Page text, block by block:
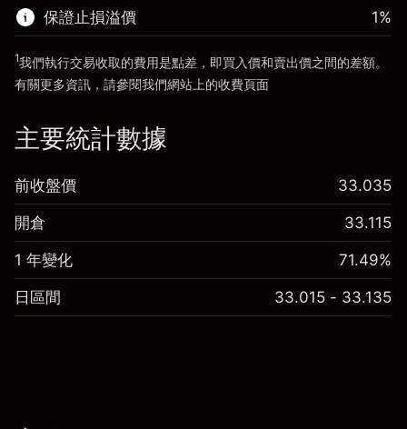
前往平台
來自杠杆的資金 - 美元（大約值）
前往平台
保證止損溢價 1%
1我們執行交易收取的費用是點差，即買入價和賣出價之間的差額。
有關更多資訊，請參閱我們網站上的收費頁面
主要統計數據
前收盤價 33.035
開倉 33.115
1 年變化 71.49%
日區間 33.015 - 33.135